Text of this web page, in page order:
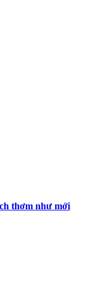
thơm như mới